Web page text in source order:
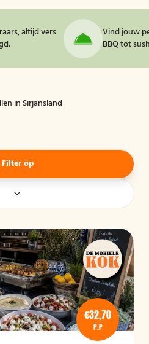
altijd vers
Vind jouw
BBQ tot
in Sirjansland
Filter op
€32,70
P.P